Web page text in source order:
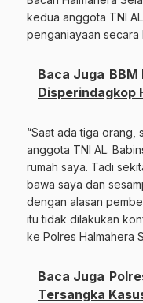
kedua anggota TNI
penganiayaan secara
Baca Juga BBM
Disperindagkop
“Saat ada tiga orang,
anggota TNI AL.
rumah saya. Tadi
bawa saya dan
dengan alasan
itu tidak dilakukan
ke Polres Halmahera
Baca Juga
Tersangka